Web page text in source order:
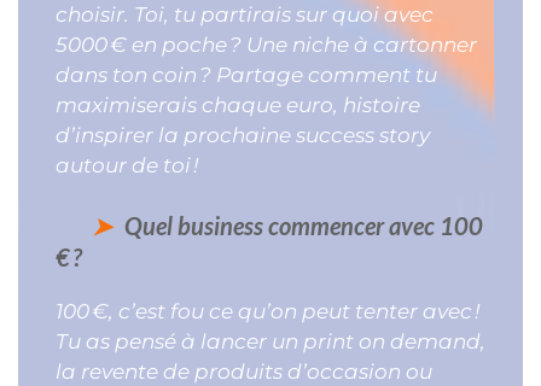
choisir. Toi, tu partirais sur quoi avec
5000 € en poche ? Une niche à cartonner
dans ton coin ? Partage comment tu
maximiserais chaque euro, histoire
d’inspirer la prochaine success story
autour de toi !
Quel business commencer avec 100
€ ?
100 €, c’est fou ce qu’on peut tenter avec !
Tu as pensé à lancer un print on demand,
la revente de produits d’occasion ou